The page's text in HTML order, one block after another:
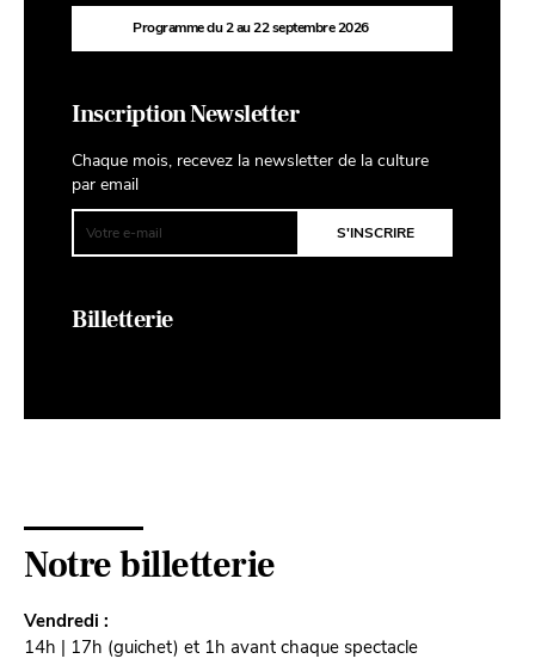
Programme du 2 au 22 septembre 2026
Inscription Newsletter
Chaque mois, recevez la newsletter de la culture
par email
Billetterie
Notre billetterie
Vendredi :
14h | 17h (guichet) et 1h avant chaque spectacle